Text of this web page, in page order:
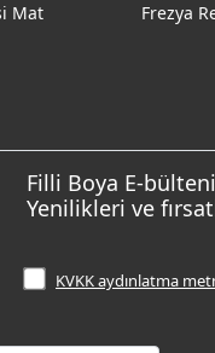
Mat
Frezya
Filli Boya E-
Yenilikleri ve
KVKK aydınlatma